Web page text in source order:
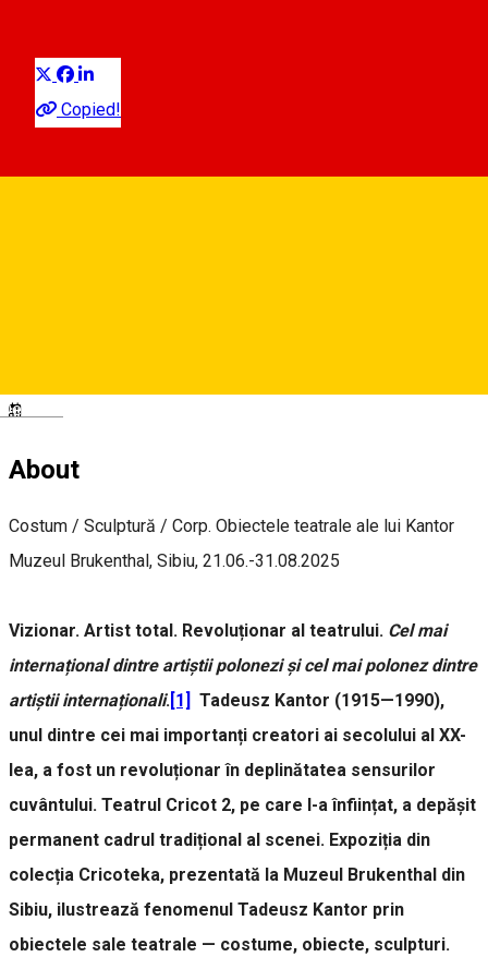
Deutsch
Copied!
Ausstellung
About
Costum / Sculptură / Corp. Obiectele teatrale ale lui Kantor
Muzeul Brukenthal, Sibiu, 21.06.-31.08.2025
Vizionar. Artist total. Revoluționar al teatrului. Cel mai
internațional dintre artiștii polonezi și cel mai polonez dintre
artiștii internaționali. [1]
Tadeusz Kantor (1915—1990),
unul dintre cei mai importanți creatori ai secolului al XX-
lea, a fost un revoluționar în deplinătatea sensurilor
cuvântului. Teatrul Cricot 2, pe care l-a înființat, a depășit
permanent cadrul tradițional al scenei. Expoziția din
colecția Cricoteka, prezentată la Muzeul Brukenthal din
Sibiu, ilustrează fenomenul Tadeusz Kantor prin
obiectele sale teatrale — costume, obiecte, sculpturi.